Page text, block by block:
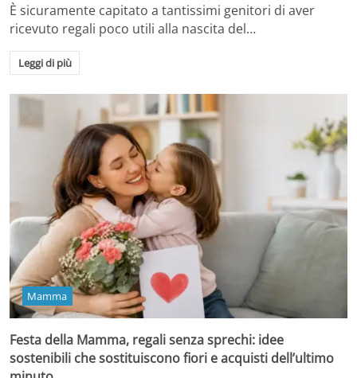
È sicuramente capitato a tantissimi genitori di aver
ricevuto regali poco utili alla nascita del…
Leggi di più
Mamma
Festa della Mamma, regali senza sprechi: idee
sostenibili che sostituiscono fiori e acquisti dell’ultimo